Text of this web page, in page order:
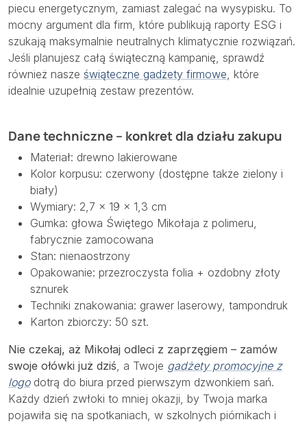
piecu energetycznym, zamiast zalegać na wysypisku. To
mocny argument dla firm, które publikują raporty ESG i
szukają maksymalnie neutralnych klimatycznie rozwiązań.
Jeśli planujesz całą świąteczną kampanię, sprawdź
również nasze świąteczne gadżety firmowe, które
idealnie uzupełnią zestaw prezentów.
Dane techniczne – konkret dla działu zakupu
Materiał: drewno lakierowane
Kolor korpusu: czerwony (dostępne także zielony i
biały)
Wymiary: 2,7 × 19 × 1,3 cm
Gumka: głowa Świętego Mikołaja z polimeru,
fabrycznie zamocowana
Stan: nienaostrzony
Opakowanie: przezroczysta folia + ozdobny złoty
sznurek
Techniki znakowania: grawer laserowy, tampondruk
Karton zbiorczy: 50 szt.
Nie czekaj, aż Mikołaj odleci z zaprzęgiem – zamów
swoje ołówki już dziś, a Twoje gadżety promocyjne z
logodotrą do biura przed pierwszym dzwonkiem sań.
Każdy dzień zwłoki to mniej okazji, by Twoja marka
pojawiła się na spotkaniach, w szkolnych piórnikach i